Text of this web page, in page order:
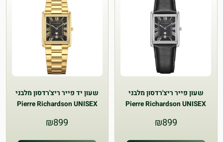
שעון פייר ריצ'רדסון מלבני
Pierre Richardson UNISEX
₪899
שעון יד פייר ריצ'רדסון מלבני
Pierre Richardson UNISEX
₪899